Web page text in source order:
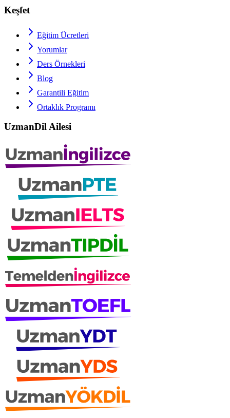
Keşfet
Eğitim Ücretleri
Yorumlar
Ders Örnekleri
Blog
Garantili Eğitim
Ortaklık Programı
UzmanDil Ailesi